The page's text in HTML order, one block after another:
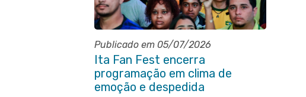
Publicado em 05/07/2026
Ita Fan Fest encerra
programação em clima de
emoção e despedida